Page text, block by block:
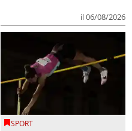
il 06/08/2026
SPORT